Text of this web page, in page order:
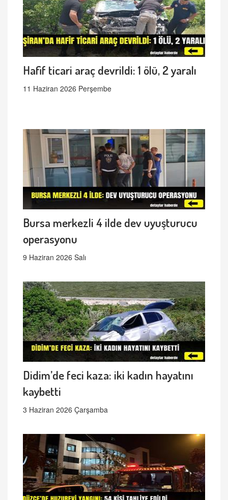
Hafif ticari araç devrildi: 1 ölü, 2 yaralı
11 Haziran 2026 Perşembe
Bursa merkezli 4 ilde dev uyuşturucu
operasyonu
9 Haziran 2026 Salı
Didim’de feci kaza: iki kadın hayatını
kaybetti
3 Haziran 2026 Çarşamba